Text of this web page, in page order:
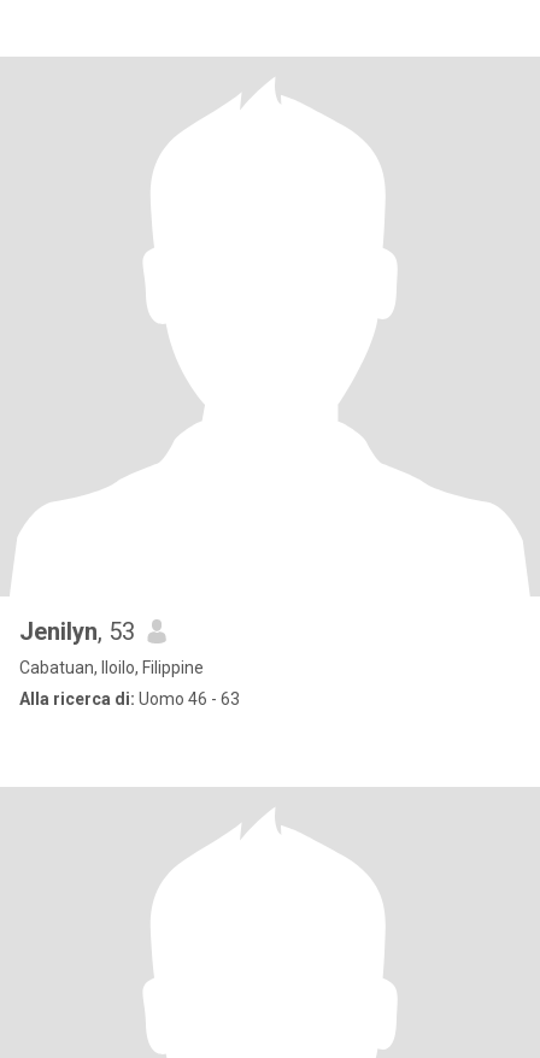
Jenilyn, 53
Cabatuan, Iloilo, Filippine
Alla ricerca di: Uomo 46 - 63